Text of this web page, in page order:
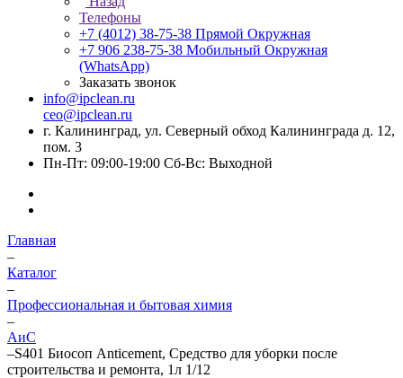
Телефоны
+7 (4012) 38-75-38 Прямой Окружная
+7 906 238-75-38 Мобильный Окружная
(WhatsApp)
Заказать звонок
info@ipclean.ru
ceo@ipclean.ru
г. Калининград, ул. Северный обход Калининграда д. 12,
пом. 3
Пн-Пт: 09:00-19:00 Сб-Вс: Выходной
Главная
–
Каталог
–
Профессиональная и бытовая химия
–
АиС
–S401 Биосоп Anticement, Средство для уборки после
строительства и ремонта, 1л 1/12